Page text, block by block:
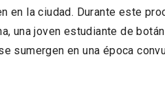
en la ciudad. Durante este
una joven estudiante de
sumergen en una época